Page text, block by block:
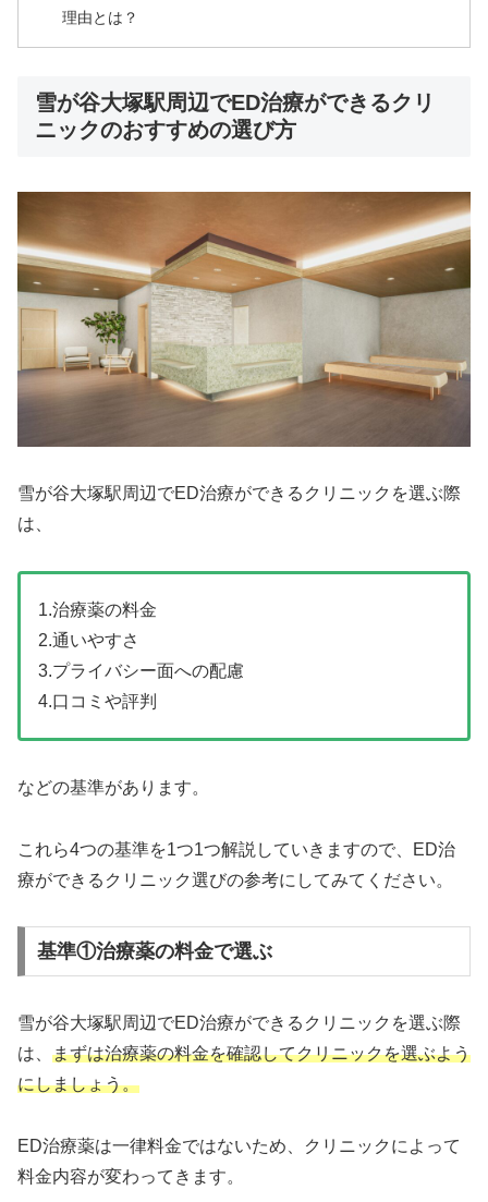
理由とは？
雪が谷大塚駅周辺でED治療ができるクリ
ニックのおすすめの選び方
雪が谷大塚駅周辺でED治療ができるクリニックを選ぶ際
は、
1.治療薬の料金
2.通いやすさ
3.プライバシー面への配慮
4.口コミや評判
などの基準があります。
これら4つの基準を1つ1つ解説していきますので、ED治
療ができるクリニック選びの参考にしてみてください。
基準①治療薬の料金で選ぶ
雪が谷大塚駅周辺でED治療ができるクリニックを選ぶ際
は、 まずは治療薬の料金を確認してクリニックを選ぶよう
にしましょう。
ED治療薬は一律料金ではないため、クリニックによって
料金内容が変わってきます。